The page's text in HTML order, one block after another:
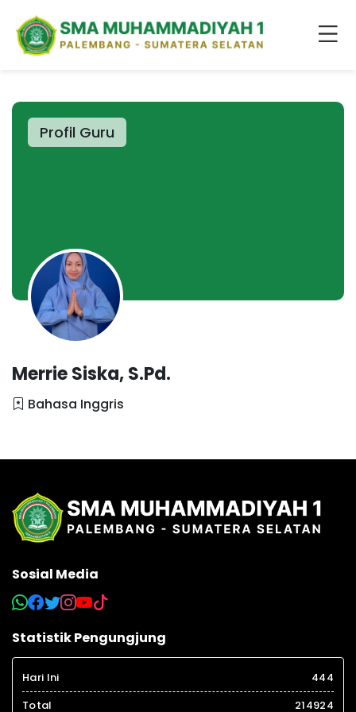
Profil Guru
Merrie Siska, S.Pd.
Bahasa Inggris
Sosial Media
Statistik Pengungjung
Hari Ini
444
Total
214924